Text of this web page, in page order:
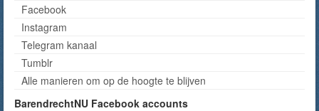
Facebook
Instagram
Telegram kanaal
Tumblr
Alle manieren om op de hoogte te blijven
BarendrechtNU Facebook accounts